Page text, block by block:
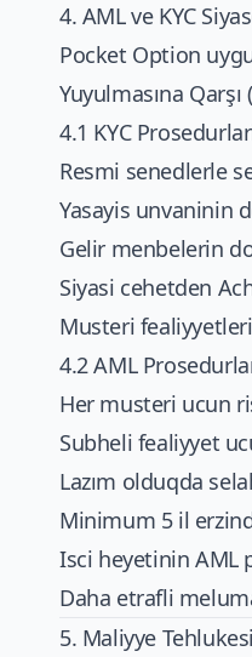
4. AML ve KYC
Pocket Option
Yuyulmasına
4.1 KYC
Resmi senedlerle
Yasayis unvaninin
Gelir menbelerin
Siyasi cehetden
Musteri
4.2 AML
Her musteri ucun
Subheli fealiyyet
Lazım olduqda
Minimum 5 il
Isci heyetinin AML
Daha etrafli
5. Maliyye